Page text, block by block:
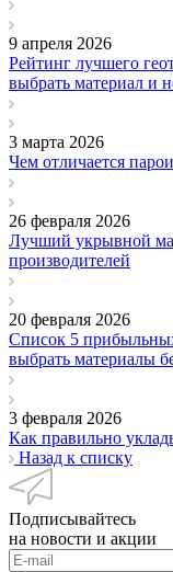
9 апреля 2026
Рейтинг лучшего
выбрать материал и
3 марта 2026
Чем отличается
26 февраля 2026
Лучший укрывной
производителей
20 февраля 2026
Список 5
выбрать материалы
3 февраля 2026
Как правильно
Назад к списку
Подписывайтесь
на новости и акции